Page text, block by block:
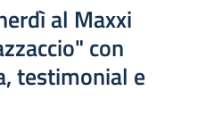
al Maxxi
con
testimonial e